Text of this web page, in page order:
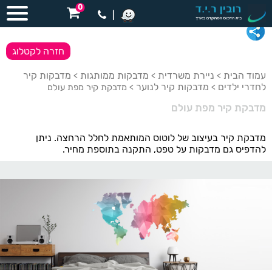
0
עמוד הבית > ניירת משרדית > מדבקות ממותגות > מדבקות קיר
לחדרי ילדים > מדבקות קיר לנוער > מדבקת קיר מפת עולם
מדבקת קיר מפת עולם
חזרה לקטלוג
מדבקת קיר בעיצוב של לוטוס המותאמת לחלל הרחצה. ניתן
להדפיס גם מדבקות על טפט, התקנה בתוספת מחיר.